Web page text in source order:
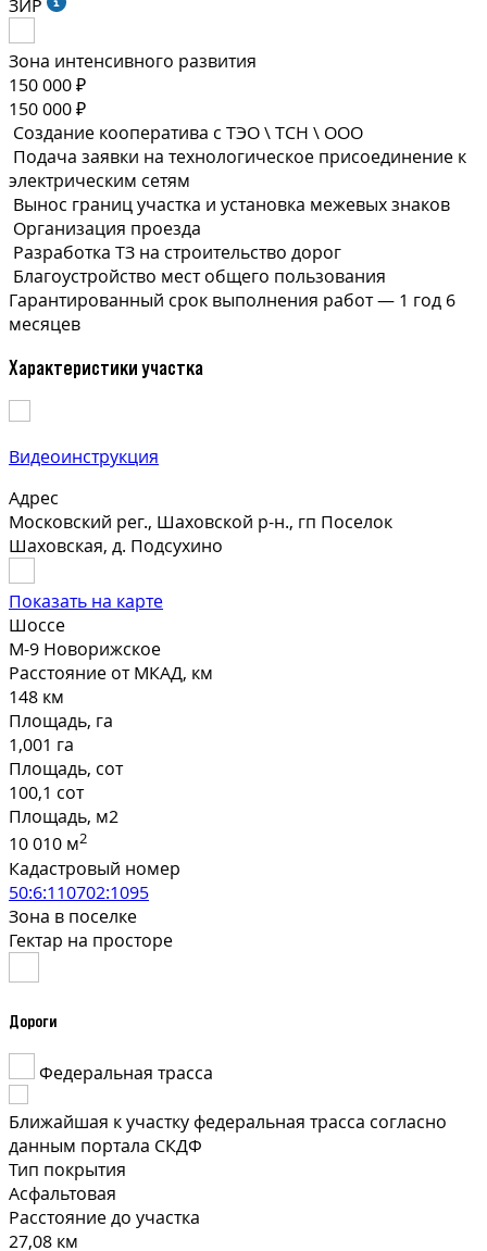
ЗИР
Зона интенсивного развития
150 000 ₽
150 000 ₽
Создание кооператива с ТЭО \ ТСН \ ООО
Подача заявки на технологическое присоединение к
электрическим сетям
Вынос границ участка и установка межевых знаков
Организация проезда
Разработка ТЗ на строительство дорог
Благоустройство мест общего пользования
Гарантированный срок выполнения работ — 1 год 6
месяцев
Характеристики участка
Видеоинструкция
Адрес
Московский рег., Шаховской р-н., гп Поселок
Шаховская, д. Подсухино
Показать на карте
Шоссе
М-9 Новорижское
Расстояние от МКАД, км
148 км
Площадь, га
1,001 га
Площадь, сот
100,1 сот
Площадь, м2
10 010 м2
Кадастровый номер
50:6:110702:1095
Зона в поселке
Гектар на просторе
Дороги
Федеральная трасса
Ближайшая к участку федеральная трасса согласно
данным портала СКДФ
Тип покрытия
Асфальтовая
Расстояние до участка
27,08 км